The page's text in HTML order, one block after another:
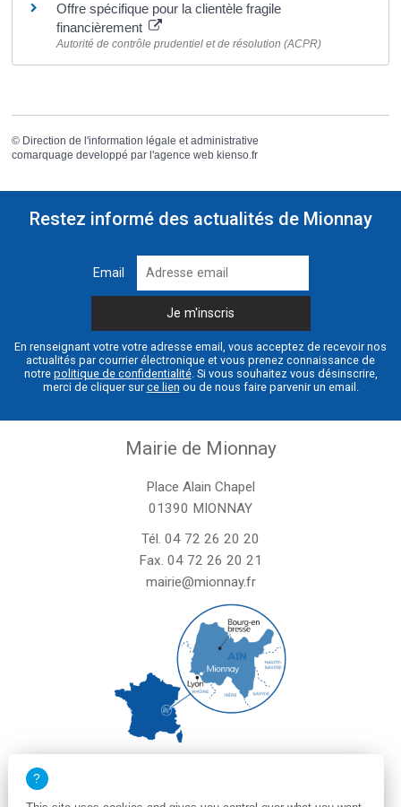
Offre spécifique pour la clientèle fragile
financièrement
Autorité de contrôle prudentiel et de résolution (ACPR)
© Direction de l'information légale et administrative
comarquage developpé par l'agence web kienso.fr
Restez informé des actualités de Mionnay
Email
En renseignant votre votre adresse email, vous acceptez de recevoir nos
actualités par courrier électronique et vous prenez connaissance de
notre politique de confidentialité. Si vous souhaitez vous désinscrire,
merci de cliquer surce lien ou de nous faire parvenir un email.
Mairie de Mionnay
Place Alain Chapel
01390 MIONNAY
Tél. 04 72 26 20 20
Fax. 04 72 26 20 21
mairie@mionnay.fr